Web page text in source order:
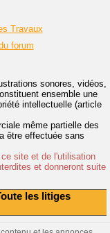
les litiges
Travaux
forum
sonores, vidéos,
ensemble une
intellectuelle (article
même partielle des
être effectuée sans
site et de l'utilisation
et donneront suite